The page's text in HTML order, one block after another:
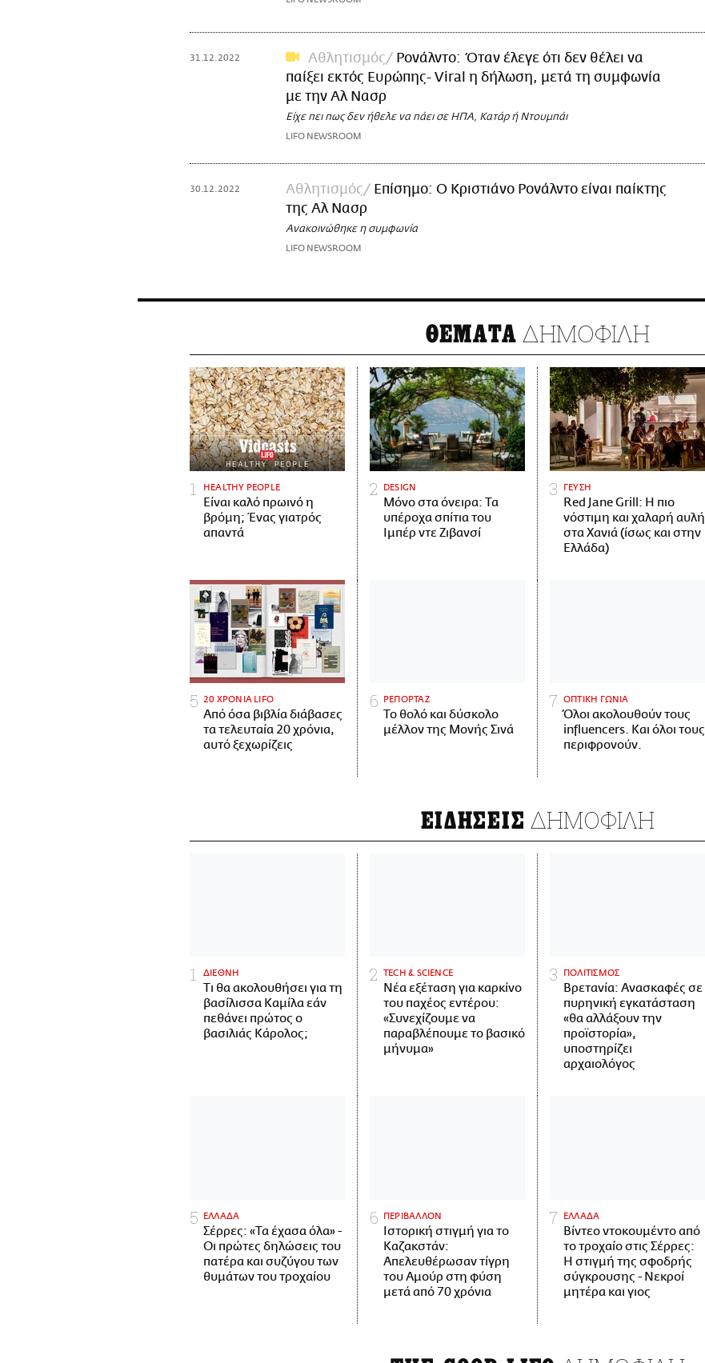
31.12.2022 Αθλητισμός
Ρονάλντο: Όταν έλεγε ότι δεν θέλει να
παίξει εκτός Ευρώπης- Viral η δήλωση, μετά τη συμφωνία
με την Αλ Νασρ
Είχε πει πως δεν ήθελε να πάει σε ΗΠΑ, Κατάρ ή Ντουμπάι
LIFO NEWSROOM
30.12.2022 Αθλητισμός
Επίσημο: Ο Κριστιάνο Ρονάλντο είναι παίκτης
της Αλ Νασρ
Ανακοινώθηκε η συμφωνία
LIFO NEWSROOM
ΘΕΜΑΤΑ ΔΗΜΟΦΙΛΗ
HEALTHY PEOPLE
Είναι καλό πρωινό η
βρόμη; Ένας γιατρός
απαντά
DESIGN
Μόνο στα όνειρα: Τα
υπέροχα σπίτια του
Ιμπέρ ντε Ζιβανσί
ΓΕΥΣΗ
Red Jane Grill: Η πιο
νόστιμη και χαλαρή αυλή
στα Χανιά (ίσως και στην
Ελλάδα)
20 ΧΡΟΝΙΑ LIFO
Από όσα βιβλία διάβασες
τα τελευταία 20 χρόνια,
αυτό ξεχωρίζεις
ΡΕΠΟΡΤΑΖ
Το θολό και δύσκολο
μέλλον της Μονής Σινά
ΟΠΤΙΚΗ ΓΩΝΙΑ
Όλοι ακολουθούν τους
influencers. Και όλοι τους
περιφρονούν.
ΕΙΔΗΣΕΙΣ ΔΗΜΟΦΙΛΗ
ΔΙΕΘΝΗ
Τι θα ακολουθήσει για τη
βασίλισσα Καμίλα εάν
πεθάνει πρώτος ο
βασιλιάς Κάρολος;
ΤECH & SCIENCE
Νέα εξέταση για καρκίνο
του παχέος εντέρου:
«Συνεχίζουμε να
παραβλέπουμε το βασικό
μήνυμα»
ΠΟΛΙΤΙΣΜΟΣ
Βρετανία: Ανασκαφές σε
πυρηνική εγκατάσταση
«θα αλλάξουν την
προϊστορία»,
υποστηρίζει
αρχαιολόγος
ΕΛΛΑΔΑ
Σέρρες: «Τα έχασα όλα» -
Οι πρώτες δηλώσεις του
πατέρα και συζύγου των
θυμάτων του τροχαίου
ΠΕΡΙΒΑΛΛΟΝ
Ιστορική στιγμή για το
Καζακστάν:
Απελευθέρωσαν τίγρη
του Αμούρ στη φύση
μετά από 70 χρόνια
ΕΛΛΑΔΑ
Βίντεο ντοκουμέντο από
το τροχαίο στις Σέρρες:
Η στιγμή της σφοδρής
σύγκρουσης - Νεκροί
μητέρα και γιος